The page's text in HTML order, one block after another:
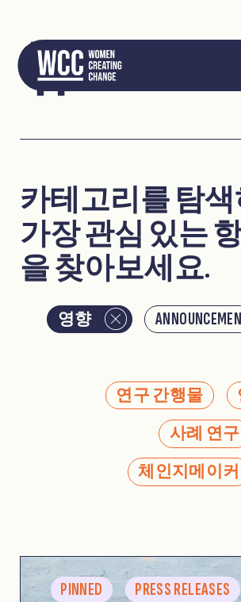
뉴스
카테고리를 탐
가장 관심 있는
을 찾아보세요.
영향
연구 간행물
사례 연구
체인지메이커
PINNED
PRESS RELEASES